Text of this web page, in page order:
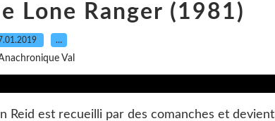
Lone Ranger (1981)
…
Val
Reid est recueilli par des comanches et devient